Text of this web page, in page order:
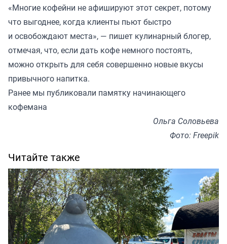
«Многие кофейни не афишируют этот секрет, потому
что выгоднее, когда клиенты пьют быстро
и освобождают места», — пишет кулинарный блогер,
отмечая, что, если дать кофе немного постоять,
можно открыть для себя совершенно новые вкусы
привычного напитка.
Ранее мы публиковали памятку начинающего
кофемана
Ольга Соловьева
Фото: Freepik
Читайте также